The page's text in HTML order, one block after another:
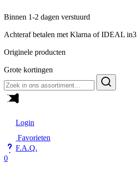
Binnen 1-2 dagen verstuurd
Achteraf betalen met Klarna of IDEAL in3
Originele producten
Grote kortingen
naar:
Login
Favorieten
F.A.Q.
0